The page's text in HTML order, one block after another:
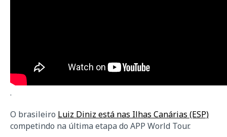
.
O brasileiro Luiz Diniz está nas Ilhas Canárias (ESP)
competindo na última etapa do APP World Tour.